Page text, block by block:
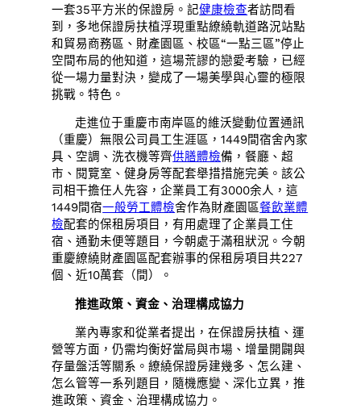
一套35平方米的保證房。記健康檢查者訪問看
到，多地保證房扶植浮現重點繚繞軌道路況站點
和貿易商務區、財產園區、校區“一點三區”停止
空間布局的他知道，這場荒謬的戀愛考驗，已經
從一場力量對決，變成了一場美學與心靈的極限
挑戰。特色。
走進位于重慶市南岸區的維沃變動位置通訊
（重慶）無限公司員工生涯區，1449間宿舍內家
具、空調、洗衣機等齊供膳體檢備，餐廳、超
市、閱覽室、健身房等配套舉措措施完美。該公
司相干擔任人先容，企業員工有3000余人，這
1449間宿一般勞工體檢舍作為財產園區餐飲業體
檢配套的保租房項目，有用處理了企業員工住
宿、通勤未便等題目，今朝處于滿租狀況。今朝
重慶繚繞財產園區配套辦事的保租房項目共227
個、近10萬套（間）。
推進政策、資金、治理構成協力
業內專家和從業者提出，在保證房扶植、運
營等方面，仍需均衡好當局與市場、增量開闢與
存量盤活等關系。繚繞保證房建幾多、怎么建、
怎么管等一系列題目，隨機應變、深化立異，推
進政策、資金、治理構成協力。